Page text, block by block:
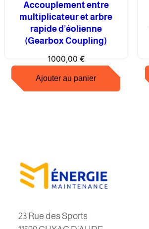
Accouplement entre
multiplicateur et arbre
rapide d’éolienne
(Gearbox Coupling)
1000,00 €
Ajouter au panier
23 Rue des Sports